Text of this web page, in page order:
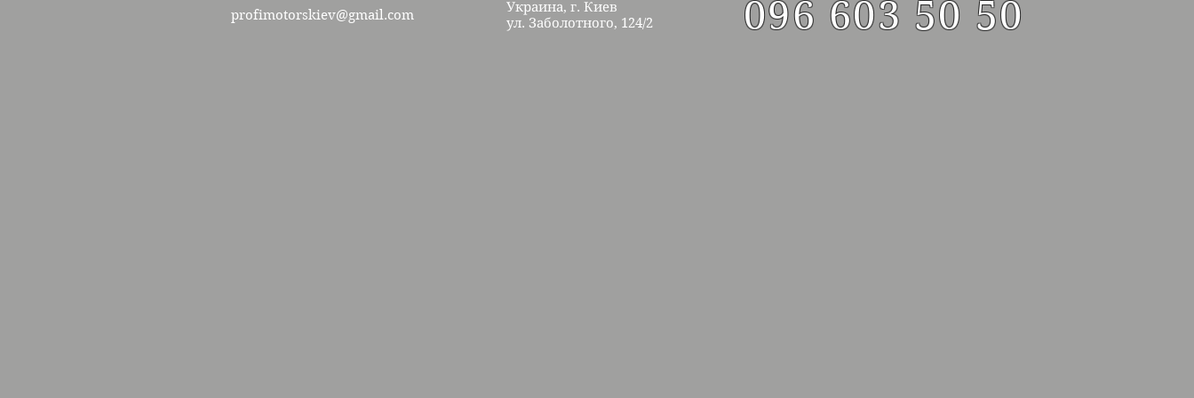
profimotorskiev@gmail.com
Украина, г. Киев
ул. Заболотного, 124/2 096 603 50 50